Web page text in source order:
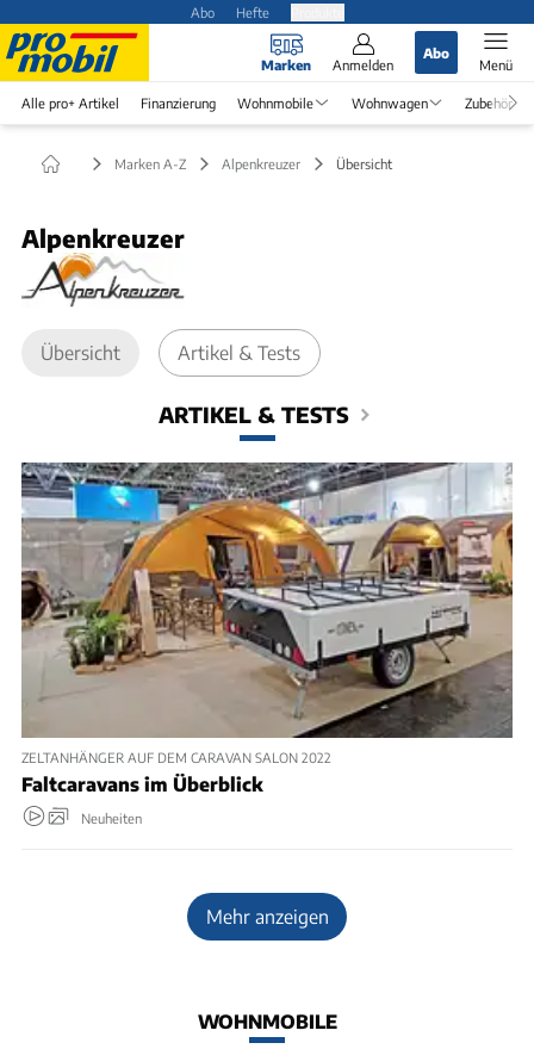
Abo Hefte
Marken Anmelden
Abo
Menü
Alle pro+ Artikel Finanzierung Wohnmobile Wohnwagen Zubehör
Marken A-Z Alpenkreuzer Übersicht
Alpenkreuzer
Übersicht Artikel & Tests
ARTIKEL & TESTS
ZELTANHÄNGER AUF DEM CARAVAN SALON 2022
Faltcaravans im Überblick
Neuheiten
Mehr anzeigen
WOHNMOBILE